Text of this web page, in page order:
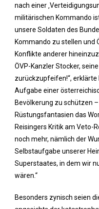
nach einer
militärischen Kommando
unsere Soldaten des
Kommando zu stellen und
Konflikte anderer
ÖVP-Kanzler Stocker,
zurückzupfeifen!“, erklärte
Aufgabe einer
Bevölkerung zu schützen
Rüstungsfantasien das
Reisingers Kritik am Veto-
noch mehr, nämlich der
Selbstaufgabe unserer
Superstaates, in dem wir
wären.“
Besonders zynisch seien